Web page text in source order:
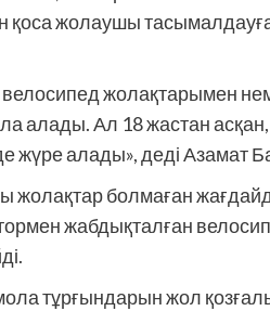
жолаушы
велосипед жолақтарымен
Ал 18 жастан асқан,
жүре алады», деді Азамат
жолақтар болмаған
жабдықталған
тұрғындарын жол